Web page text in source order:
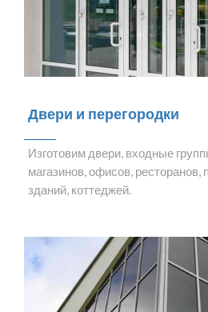
Двери и перегородки
Изготовим двери, входные
магазинов, офисов, ресторанов,
зданий, коттеджей.